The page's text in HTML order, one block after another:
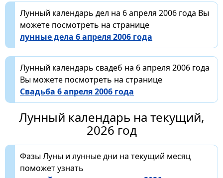
Лунный календарь дел на 6 апреля 2006 года Вы
можете посмотреть на странице
лунные дела 6 апреля 2006 года
Лунный календарь свадеб на 6 апреля 2006 года
Вы можете посмотреть на странице
Свадьба 6 апреля 2006 года
Лунный календарь на текущий,
2026 год
Фазы Луны и лунные дни на текущий месяц
поможет узнать